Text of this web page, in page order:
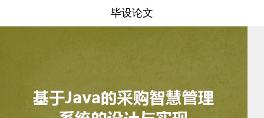
毕设论文